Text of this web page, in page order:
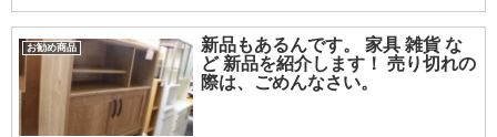
お勧め商品
新品もあるんです。 家具 雑貨 な
ど 新品を紹介します！ 売り切れの
際は、ごめんなさい。